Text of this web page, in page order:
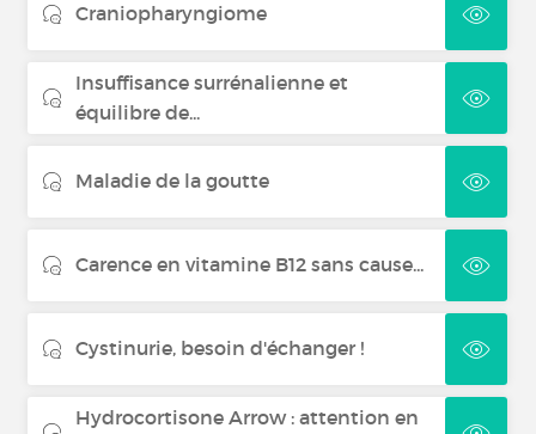
Craniopharyngiome
Insuffisance surrénalienne et
équilibre de...
Maladie de la goutte
Carence en vitamine B12 sans cause...
Cystinurie, besoin d'échanger !
Hydrocortisone Arrow : attention en